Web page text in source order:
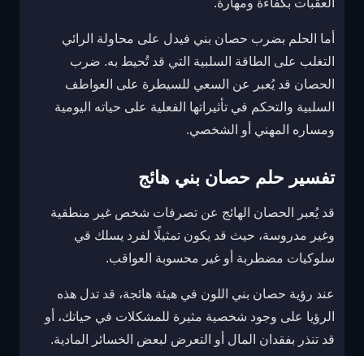
أما الحلم بضرب حصان بني فيدل على محاولة الرائي
التغلب على الطاقة السلبية التي قد تُحيط به. ضرب
الحصان قد يُعبر عن السعي للسيطرة على العواطف
السلبية والتحكم في تأثيراتها الفعلية على حياته اليومية
ومساره المهني أو الشخصي.
تفسير حلم حصان بني هائج
قد يُعبر الحصان الهائج عن تصرفات شخص غير منطقية
وغير مدروسة، حيث قد يكون تمثيلًا لفرد يسلك قي
سلوكيات مضطربة أو غير محسوبة العواقب.
عند رؤية حصان بني اللون في هيئة هائجة، قد تدل هذه
الرؤيا على وجود شخصية مثيرة للمشكلات في حياتك، أو
قد تنذر بفقدان المال أو التعرض لبعض الخسائر المادية.